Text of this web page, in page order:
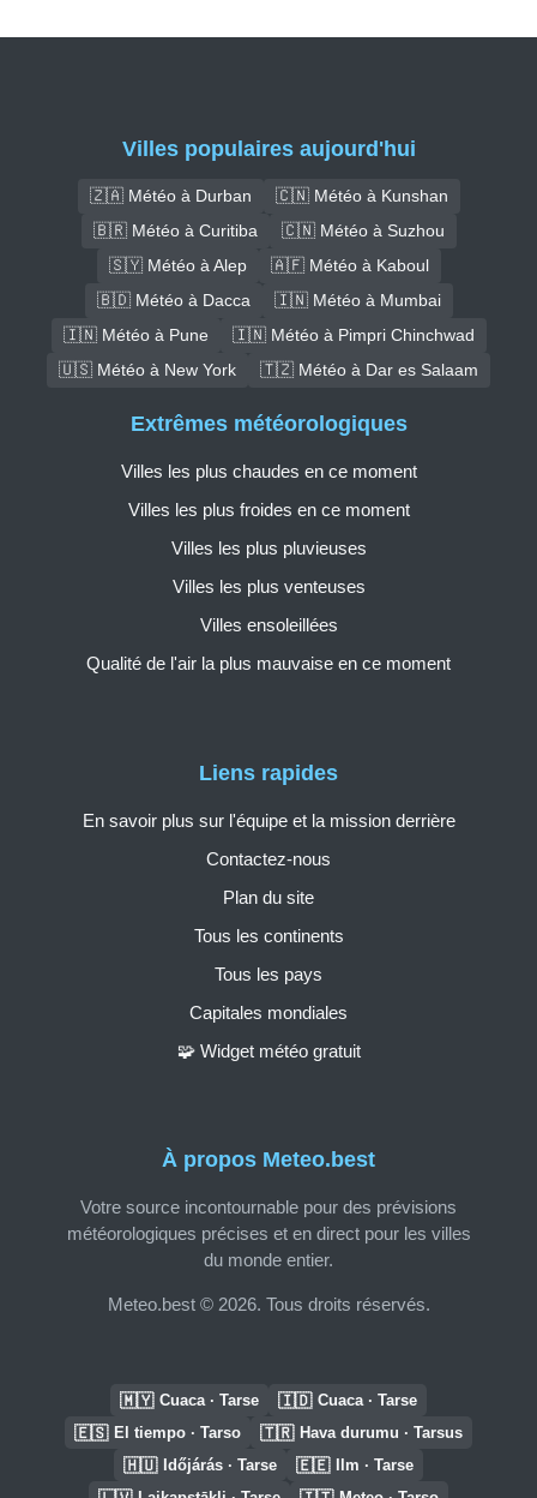
Villes populaires aujourd'hui
🇿🇦 Météo à Durban
🇨🇳 Météo à Kunshan
🇧🇷 Météo à Curitiba
🇨🇳 Météo à Suzhou
🇸🇾 Météo à Alep
🇦🇫 Météo à Kaboul
🇧🇩 Météo à Dacca
🇮🇳 Météo à Mumbai
🇮🇳 Météo à Pune
🇮🇳 Météo à Pimpri Chinchwad
🇺🇸 Météo à New York
🇹🇿 Météo à Dar es Salaam
À propos Meteo.best
Votre source incontournable pour des prévisions
météorologiques précises et en direct pour les villes
du monde entier.
Meteo.best © 2026. Tous droits réservés.
Liens rapides
En savoir plus sur l'équipe et la mission derrière
Contactez-nous
Plan du site
Tous les continents
Tous les pays
Capitales mondiales
🧩 Widget météo gratuit
Extrêmes météorologiques
Villes les plus chaudes en ce moment
Villes les plus froides en ce moment
Villes les plus pluvieuses
Villes les plus venteuses
Villes ensoleillées
Qualité de l'air la plus mauvaise en ce moment
🇲🇾 Cuaca · Tarse 🇮🇩 Cuaca · Tarse
🇪🇸 El tiempo · Tarso 🇹🇷 Hava durumu · Tarsus
🇭🇺 Időjárás · Tarse 🇪🇪 Ilm · Tarse